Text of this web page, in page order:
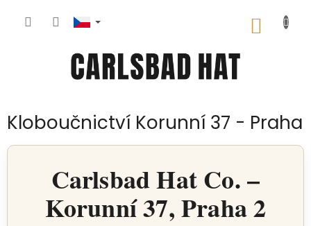
Kloboučnictví Korunní 37 - Praha
Carlsbad Hat Co. –
Korunní 37, Praha 2